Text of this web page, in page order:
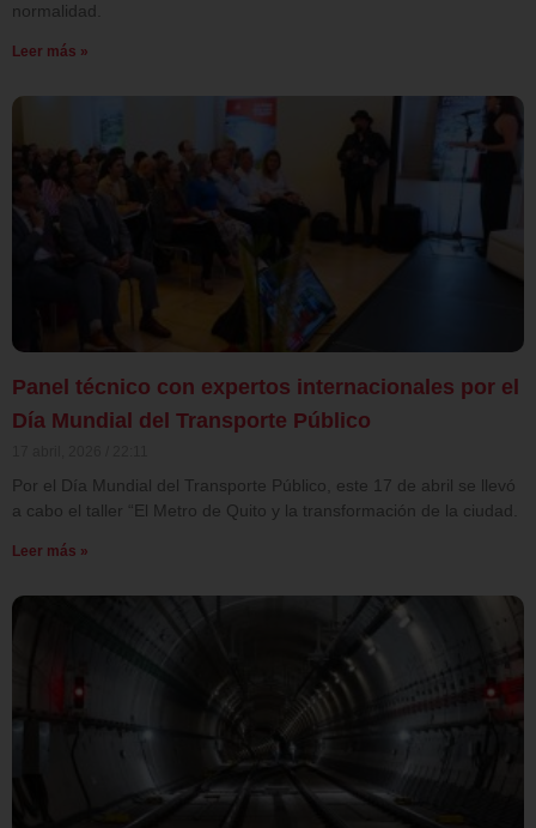
normalidad.
Leer más »
Panel técnico con expertos internacionales por el
Día Mundial del Transporte Público
Por el Día Mundial del Transporte Público, este 17 de abril se llevó
a cabo el taller “El Metro de Quito y la transformación de la ciudad.
Leer más »